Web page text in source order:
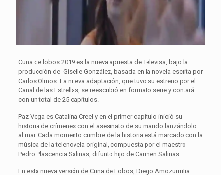
Cuna de lobos 2019 es la nueva apuesta de Televisa, bajo la
producción de Giselle González, basada en la novela escrita por
Carlos Olmos. La nueva adaptación, que tuvo su estreno por el
Canal de las Estrellas, se reescribió en formato serie y contará
con un total de 25 capítulos.
Paz Vega es Catalina Creel y en el primer capítulo inició su
historia de crímenes con el asesinato de su marido lanzándolo
al mar. Cada momento cumbre de la historia está marcado con la
música de la telenovela original, compuesta por el maestro
Pedro Plascencia Salinas, difunto hijo de Carmen Salinas.
En esta nueva versión de Cuna de Lobos, Diego Amozurrutia